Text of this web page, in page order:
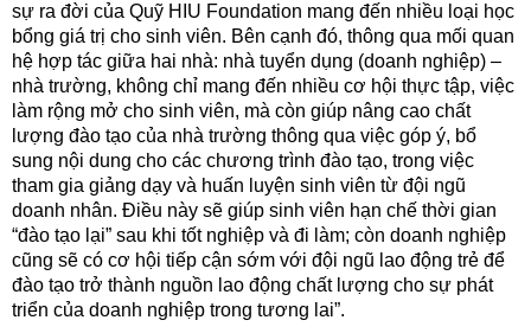
sự ra đời của Quỹ HIU Foundation mang đến nhiều loại học
bổng giá trị cho sinh viên. Bên cạnh đó, thông qua mối quan
hệ hợp tác giữa hai nhà: nhà tuyển dụng (doanh nghiệp) –
nhà trường, không chỉ mang đến nhiều cơ hội thực tập, việc
làm rộng mở cho sinh viên, mà còn giúp nâng cao chất
lượng đào tạo của nhà trường thông qua việc góp ý, bổ
sung nội dung cho các chương trình đào tạo, trong việc
tham gia giảng dạy và huấn luyện sinh viên từ đội ngũ
doanh nhân. Điều này sẽ giúp sinh viên hạn chế thời gian
“đào tạo lại” sau khi tốt nghiệp và đi làm; còn doanh nghiệp
cũng sẽ có cơ hội tiếp cận sớm với đội ngũ lao động trẻ để
đào tạo trở thành nguồn lao động chất lượng cho sự phát
triển của doanh nghiệp trong tương lai”.